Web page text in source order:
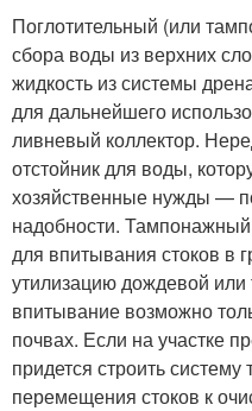
Поглотительный (или
сбора воды из верхних
жидкость из системы
для дальнейшего
ливневый коллектор.
отстойник для воды,
хозяйственные нужды —
надобности. Тампонажный
для впитывания стоков в
утилизацию дождевой
впитывание возможно
почвах. Если на участке
придется строить
перемещения стоков к